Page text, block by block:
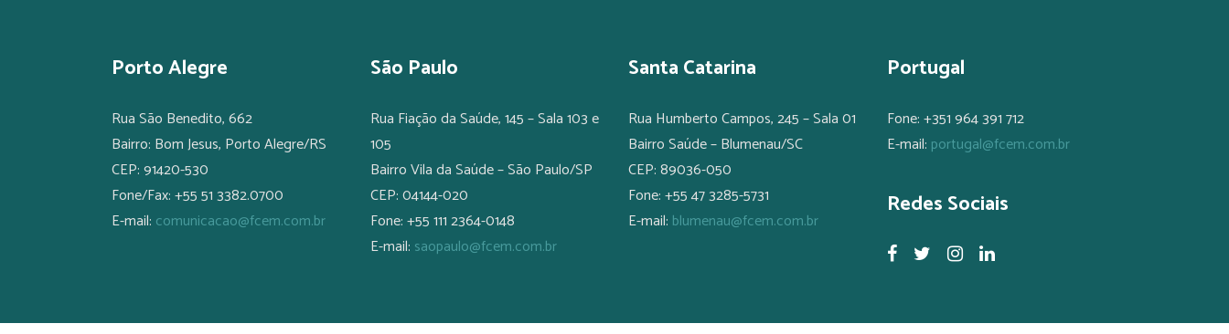
Porto Alegre
Rua São Benedito, 662
Bairro: Bom Jesus, Porto Alegre/RS
CEP: 91420-530
Fone/Fax: +55 51 3382.0700
E-mail: comunicacao@fcem.com.br
São Paulo
Rua Fiação da Saúde, 145 – Sala 103 e
105
Bairro Vila da Saúde – São Paulo/SP
CEP: 04144-020
Fone: +55 111 2364-0148
E-mail: saopaulo@fcem.com.br
Santa Catarina
Rua Humberto Campos, 245 – Sala 01
Bairro Saúde – Blumenau/SC
CEP: 89036-050
Fone: +55 47 3285-5731
E-mail: blumenau@fcem.com.br
Portugal
Fone: +351 964 391 712
E-mail: portugal@fcem.com.br
Redes Sociais